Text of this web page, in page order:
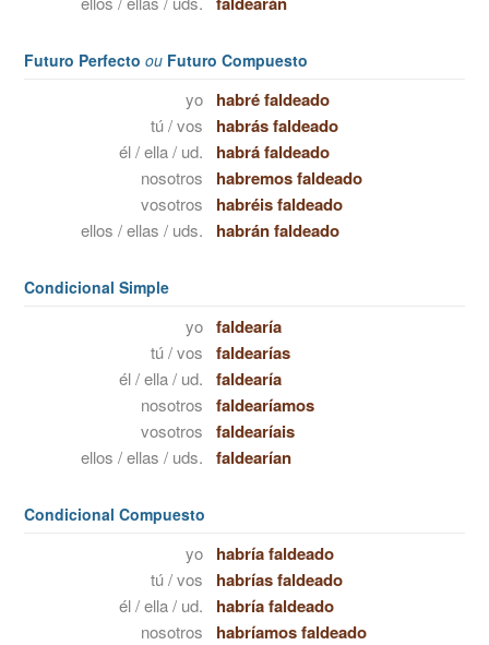
Futuro Perfecto ou Futuro Compuesto
yo habré faldeado
tú / vos habrás faldeado
él / ella / ud. habrá faldeado
nosotros habremos faldeado
vosotros habréis faldeado
ellos / ellas / uds. habrán faldeado
Condicional Simple
yo faldearía
tú / vos faldearías
él / ella / ud. faldearía
nosotros faldearíamos
vosotros faldearíais
ellos / ellas / uds. faldearían
Condicional Compuesto
yo habría faldeado
tú / vos habrías faldeado
él / ella / ud. habría faldeado
nosotros habríamos faldeado